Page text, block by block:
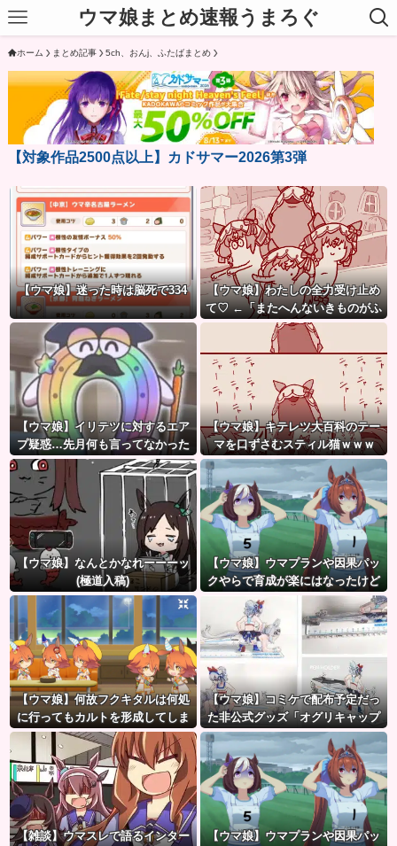
ウマ娘まとめ速報うまろぐ
ホーム まとめ記事 5ch、おんj、ふたばまとめ
【対象作品2500点以上】カドサマー2026第3弾
【ウマ娘】迷った時は脳死で334
【ウマ娘】わたしの全力受け止め
て♡ ←「またへんないきものがふ
えてる…」
【ウマ娘】イリテツに対するエア
プ疑惑…先月何も言ってなかった
のに今月急にスピ3言い出したのが
怪しいよな。
【ウマ娘】キテレツ大百科のテー
マを口ずさむスティル猫ｗｗｗ
「何ィーーーーー!!?（ガビー
ン）」
【ウマ娘】なんとかなれーーーッ
(極道入稿)
【ウマ娘】ウマプランや因果パッ
クやらで育成が楽にはなったけど
ハードルも高くなってるんだ。
【ウマ娘】何故フクキタルは何処
に行ってもカルトを形成してしま
うのか
【ウマ娘】コミケで配布予定だっ
た非公式グッズ「オグリキャップ
タマモクロスアクリル定規」意外
(?)な落とし穴により配布を撤回す
ることに…
【雑談】ウマスレで語るインター
【ウマ娘】ウマプランや因果パッ